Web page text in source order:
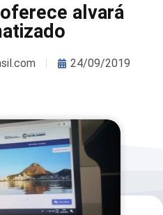
alvará
24/09/2019